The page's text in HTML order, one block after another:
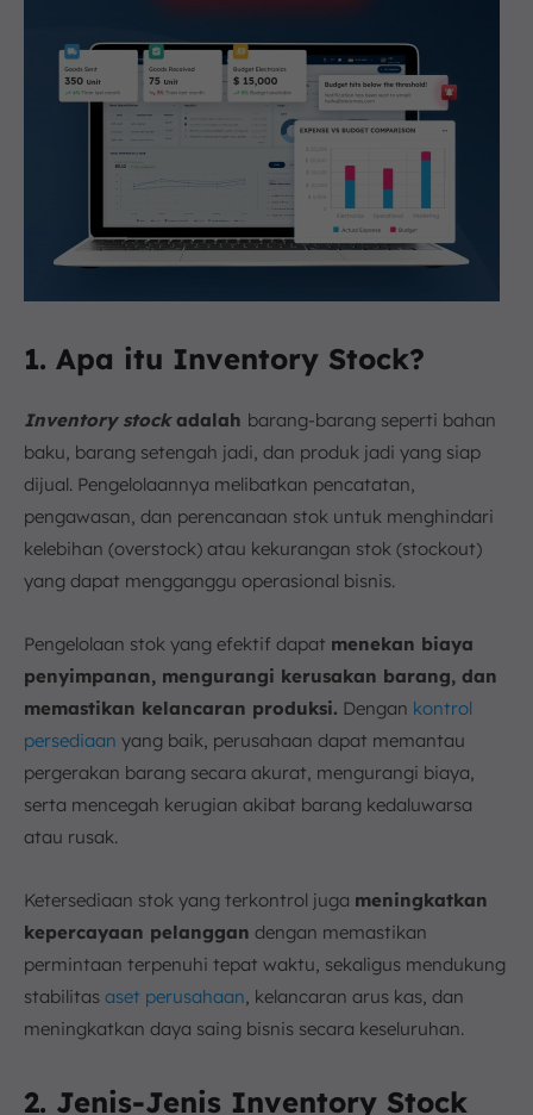
1. Apa itu Inventory Stock?
Inventory stockadalah barang-barang seperti bahan
baku, barang setengah jadi, dan produk jadi yang siap
dijual. Pengelolaannya melibatkan pencatatan,
pengawasan, dan perencanaan stok untuk menghindari
kelebihan (overstock) atau kekurangan stok (stockout)
yang dapat mengganggu operasional bisnis.
Pengelolaan stok yang efektif dapat menekan biaya
penyimpanan, mengurangi kerusakan barang, dan
memastikan kelancaran produksi. Dengan kontrol
persediaan yang baik, perusahaan dapat memantau
pergerakan barang secara akurat, mengurangi biaya,
serta mencegah kerugian akibat barang kedaluwarsa
atau rusak.
Ketersediaan stok yang terkontrol juga meningkatkan
kepercayaan pelanggan dengan memastikan
permintaan terpenuhi tepat waktu, sekaligus mendukung
stabilitas aset perusahaan, kelancaran arus kas, dan
meningkatkan daya saing bisnis secara keseluruhan.
2. Jenis-Jenis Inventory Stock